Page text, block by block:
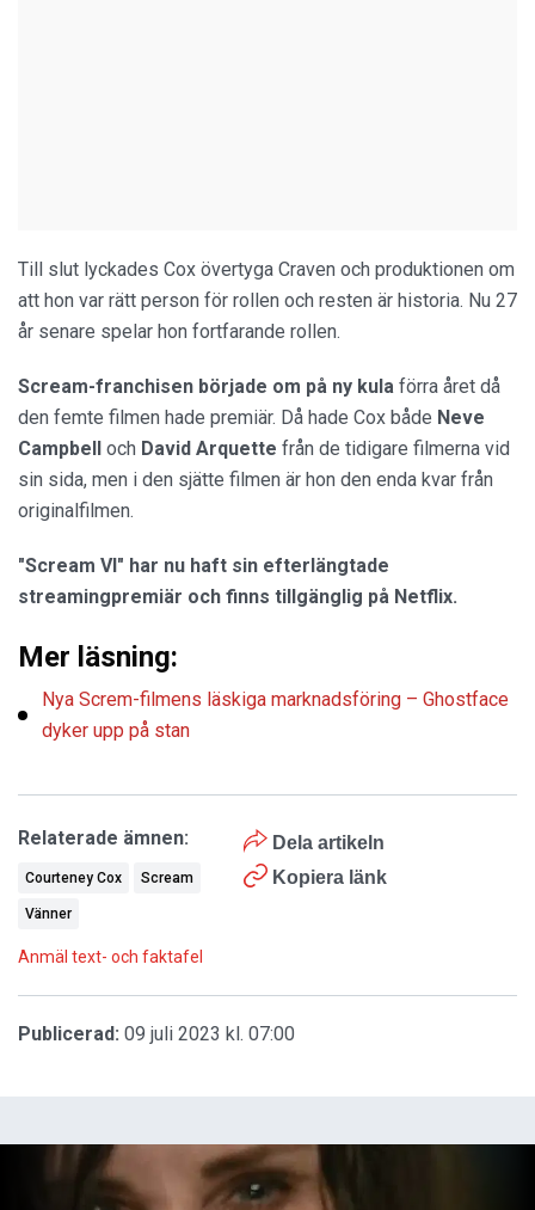
Till slut lyckades Cox övertyga Craven och produktionen om
att hon var rätt person för rollen och resten är historia. Nu 27
år senare spelar hon fortfarande rollen.
Scream-franchisen började om på ny kula förra året då
den femte filmen hade premiär. Då hade Cox både Neve
Campbell och David Arquette från de tidigare filmerna vid
sin sida, men i den sjätte filmen är hon den enda kvar från
originalfilmen.
"Scream VI" har nu haft sin efterlängtade
streamingpremiär och finns tillgänglig på Netflix.
Mer läsning:
Nya Screm-filmens läskiga marknadsföring – Ghostface
dyker upp på stan
Dela artikeln
Kopiera länk
Relaterade ämnen:
Courteney Cox Scream
Vänner
Anmäl text- och faktafel
Publicerad: 09 juli 2023 kl. 07:00